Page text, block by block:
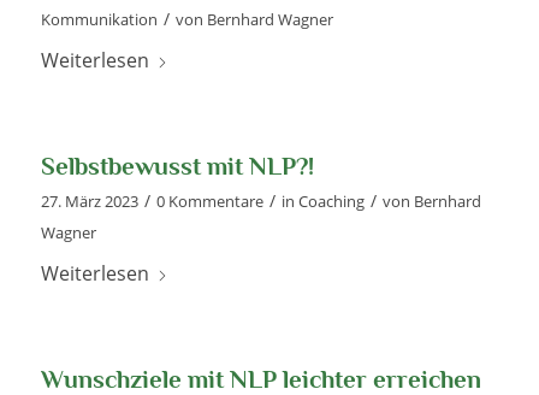
Kommunikation / von Bernhard Wagner
Weiterlesen
Selbstbewusst mit NLP?!
27. März 2023 / 0 Kommentare / in Coaching / von Bernhard
Wagner
Weiterlesen
Wunschziele mit NLP leichter erreichen